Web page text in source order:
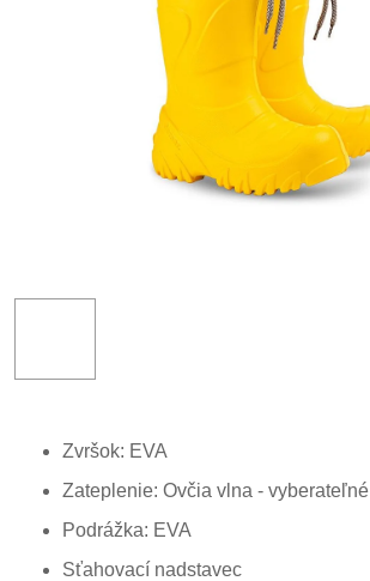
Zvršok: EVA
Zateplenie: Ovčia vlna - vyberateľné
Podrážka: EVA
Sťahovací nadstavec